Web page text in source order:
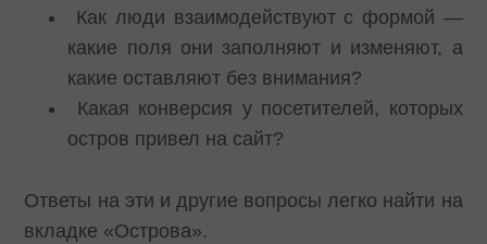
Как люди взаимодействуют с формой —
какие поля они заполняют и изменяют, а
какие оставляют без внимания?
Какая конверсия у посетителей, которых
остров привел на сайт?
Ответы на эти и другие вопросы легко найти на
вкладке «Острова».